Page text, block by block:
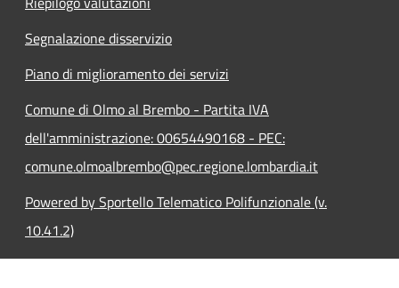
Segnalazione disservizio
Piano di miglioramento dei servizi
Comune di Olmo al Brembo - Partita IVA
dell'amministrazione: 00654490168 - PEC:
comune.olmoalbrembo@pec.regione.lombardia.it
Powered by Sportello Telematico Polifunzionale (v.
10.41.2)